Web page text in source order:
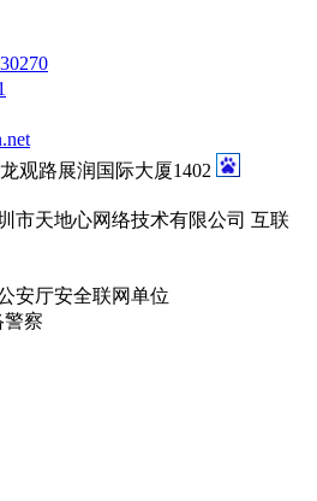
观路展润国际大厦1402
市天地心网络技术有限公司 互联
安厅安全联网单位
警察